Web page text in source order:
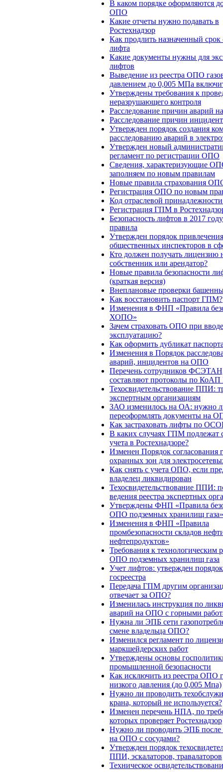
В каком порядке оформляются
ОПО
Какие отчеты нужно подавать в
Ростехнадзор
Как продлить назначенный
лифта
Какие документы нужны для
лифтов
Выведение из реестра ОПО
давлением до 0,005 МПа
Утверждены требования к
неразрушающего контроля
Расследование причин аварий
Расследование причин
Утвержден порядок создания
расследованию аварий в
Утвержден новый
регламент по регистрации ОПО
Сведения, характеризующие
заполняем по новым правилам
Новые правила страхования
Регистрация ОПО по новым
Код отраслевой
Регистрация ГПМ в
Безопасность лифтов в 2017
правила
Утвержден порядок привлечения
общественных инспекторов в
Кто должен получать
собственник или арендатор?
Новые правила безопасности
(краткая версия)
Внеплановые проверки
Как восстановить паспорт ГПМ?
Изменения в ФНП «Правила
ХОПО»
Зачем страховать ОПО при
эксплуатацию?
Как оформить дубликат
Изменения в Порядок
аварий, инцидентов на ОПО
Перечень сотрудников
составляют протоколы по
Техосвидетельствование ППИ:
экспертным организациям
ЗАО изменилось на ОА: нужно
переоформлять документы на
Как застраховать лифты по
В каких случаях ГПМ подлежат
учета в Ростехнадзоре?
Изменен Порядок согласования
охранных зон для
Как снять с учета ОПО, если
владелец ликвидирован
Техосвидетельствование ППИ:
ведения реестра экспертных
Утверждены ФНП «Правила
ОПО подземных хранилищ газа»
Изменения в ФНП «Правила
промбезопасности складов
нефтепродуктов»
Требования к технологическим
ОПО подземных хранилищ газа
Учет лифтов: утвержден
госреестра
Передача ГПМ другим
отвечает за ОПО?
Изменилась инструкция по
аварий на ОПО с горными
Нужна ли ЭПБ сети
смене владельца ОПО?
Изменился регламент по
маркшейдерских работ
Утверждены основы
промышленной безопасности
Как исключить из реестра ОПО
низкого давления (до 0,005 Мпа)
Нужно ли проводить
крана, который не используется?
Изменен перечень НПА, по
которых проверяет Ростехнадзор
Нужно ли проводить ЭПБ после
на ОПО с сосудами?
Утвержден порядок
ППИ, эскалаторов, травалаторов
Техническое